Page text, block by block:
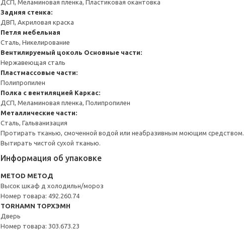
ДСП, Меламиновая пленка, Пластиковая окантовка
Задняя стенка:
ДВП, Акриловая краска
Петля мебельная
Сталь, Никелирование
Вентилируемый цоколь Основные части:
Нержавеющая сталь
Пластмассовые части:
Полипропилен
Полка с вентиляцией Каркас:
ДСП, Меламиновая пленка, Полипропилен
Металлические части:
Сталь, Гальванизация
Протирать тканью, смоченной водой или неабразивным моющим средством.
Вытирать чистой сухой тканью.
Информация об упаковке
METOD МЕТОД
Высок шкаф д холодильн/мороз
Номер товара: 492.260.74
TORHAMN ТОРХЭМН
Дверь
Номер товара: 303.673.23